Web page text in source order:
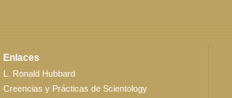
Enlaces
L. Ronald Hubbard
Creencias y Prácticas de Scientology